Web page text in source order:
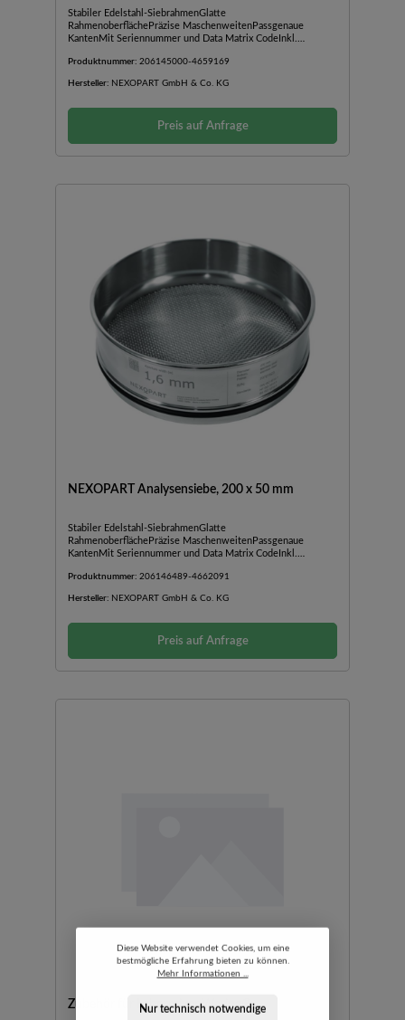
Stabiler Edelstahl-SiebrahmenGlatte
RahmenoberflächePräzise MaschenweitenPassgenaue
KantenMit Seriennummer und Data Matrix CodeInkl.
DIN ISO 3310-1Stabiler Edelstahl-SiebrahmenGlatte
KantenMit Seriennummer und Data Matrix CodeInkl.
DIN ISO 3310-1
Produktnummer: 206145000-4659169
Hersteller: NEXOPART GmbH & Co. KG
Preis auf Anfrage
NEXOPART Analysensiebe, 200 x 50 mm
Stabiler Edelstahl-SiebrahmenGlatte
RahmenoberflächePräzise MaschenweitenPassgenaue
KantenMit Seriennummer und Data Matrix CodeInkl.
DIN ISO 3310-1Stabiler Edelstahl-SiebrahmenGlatte
KantenMit Seriennummer und Data Matrix CodeInkl.
DIN ISO 3310-1
Produktnummer: 206146489-4662091
Hersteller: NEXOPART GmbH & Co. KG
Preis auf Anfrage
Zubehör für Labormixer Waring®
Diese Website verwendet Cookies, um eine
bestmögliche Erfahrung bieten zu können.
Mehr Informationen ...
Nur technisch notwendige